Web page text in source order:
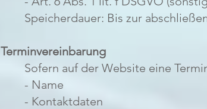
Speicherdauer: Bis zur
Terminvereinbarung
Sofern auf der Website eine
- Name
- Kontaktdaten